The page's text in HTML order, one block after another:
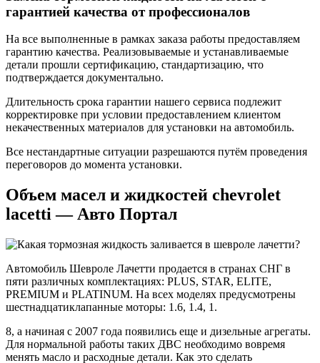
гарантией качества от профессионалов
На все выполненные в рамках заказа работы предоставляем
гарантию качества. Реализовываемые и устанавливаемые
детали прошли сертификацию, стандартизацию, что
подтверждается документально.
Длительность срока гарантии нашего сервиса подлежит
корректировке при условии предоставлением клиентом
некачественных материалов для установки на автомобиль.
Все нестандартные ситуации разрешаются путём проведения
переговоров до момента установки.
Объем масел и жидкостей chevrolet
lacetti — Авто Портал
Автомобиль Шевроле Лачетти продается в странах СНГ в
пяти различных комплектациях: PLUS, STAR, ELITE,
PREMIUM и PLATINUM. На всех моделях предусмотрены
шестнадцатиклапанные моторы: 1.6, 1.4, 1.
8, а начиная с 2007 года появились еще и дизельные агрегаты.
Для нормальной работы таких ДВС необходимо вовремя
менять масло и расходные детали. Как это сделать